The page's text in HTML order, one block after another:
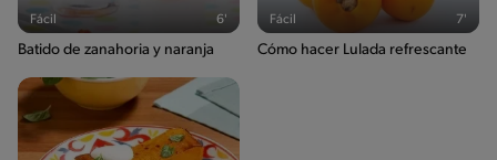
Fácil 6'
Batido de zanahoria y naranja
Fácil 7'
Cómo hacer Lulada refrescante